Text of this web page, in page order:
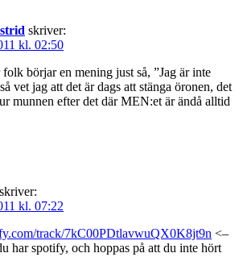
skriver:
kl. 02:50
börjar en mening just så, ”Jag är inte
vet jag att det är dags att stänga öronen, det
munnen efter det där MEN:et är ändå alltid
skriver:
kl. 07:22
track/7kC00PDtlavwuQX0K8jt9n <–
har spotify, och hoppas på att du inte hört